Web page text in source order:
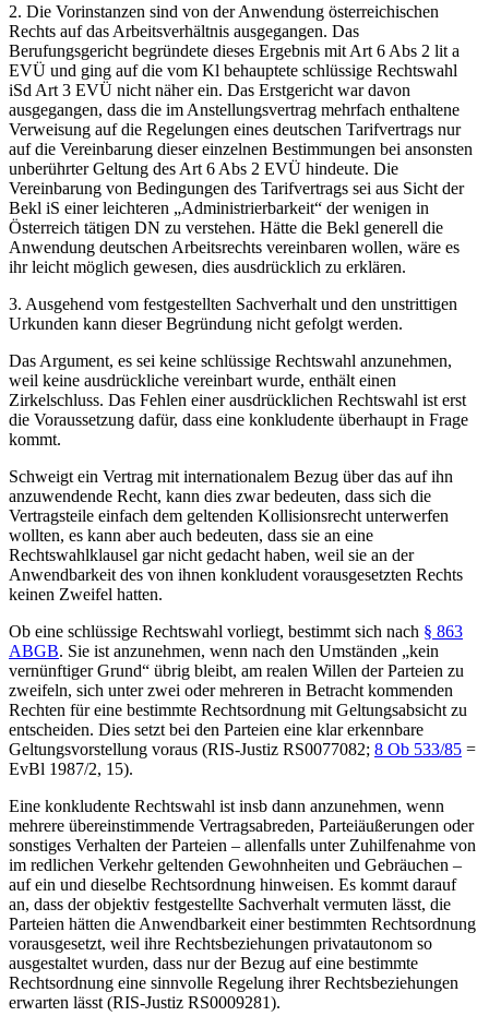
2. Die Vorinstanzen sind von der Anwendung österreichischen
Rechts auf das Arbeitsverhältnis ausgegangen. Das
Berufungsgericht begründete dieses Ergebnis mit Art 6 Abs 2 lit a
EVÜ und ging auf die vom Kl behauptete schlüssige Rechtswahl
iSd Art 3 EVÜ nicht näher ein. Das Erstgericht war davon
ausgegangen, dass die im Anstellungsvertrag mehrfach enthaltene
Verweisung auf die Regelungen eines deutschen Tarifvertrags nur
aufdie Vereinbarung dieser einzelnen Bestimmungen bei ansonsten
unberührter Geltung des Art 6 Abs 2 EVÜ hindeute. Die
Vereinbarung von Bedingungen des Tarifvertrags sei aus Sicht der
Bekl iS einer leichteren „Administrierbarkeit“ der wenigen in
Österreich tätigen DN zu verstehen. Hätte die Bekl generell die
Anwendung deutschen Arbeitsrechts vereinbaren wollen, wäre es
ihr leicht möglich gewesen, dies ausdrücklich zu erklären.
3. Ausgehend vom festgestellten Sachverhalt und den unstrittigen
Urkunden kann dieser Begründung nicht gefolgt werden.
Das Argument, es sei keine schlüssige Rechtswahl anzunehmen,
weil keine ausdrückliche vereinbart wurde, enthält einen
Zirkelschluss. Das Fehlen einer ausdrücklichen Rechtswahl ist erst
die Voraussetzung dafür, dass eine konkludente überhaupt in Frage
kommt.
Schweigt ein Vertrag mit internationalem Bezug über das auf ihn
anzuwendende Recht, kann dies zwar bedeuten, dass sich die
Vertragsteile einfach dem geltenden Kollisionsrecht unterwerfen
wollten, es kann aber auch bedeuten, dass sie an eine
Rechtswahlklausel gar nicht gedacht haben, weil sie an der
Anwendbarkeit des von ihnen konkludent vorausgesetzten Rechts
keinen Zweifel hatten.
Ob eine schlüssige Rechtswahl vorliegt, bestimmt sich nach § 863
ABGB. Sie ist anzunehmen, wenn nach den Umständen „kein
vernünftiger Grund“ übrig bleibt, am realen Willen der Parteien zu
zweifeln, sich unter zwei oder mehreren in Betracht kommenden
Rechten für eine bestimmte Rechtsordnung mit Geltungsabsicht zu
entscheiden. Dies setzt bei den Parteien eine klar erkennbare
Geltungsvorstellung voraus (RIS-Justiz RS0077082; 8 Ob 533/85 =
EvBl 1987/2, 15).
Eine konkludente Rechtswahl ist insb dann anzunehmen, wenn
mehrere übereinstimmende Vertragsabreden, Parteiäußerungen oder
sonstiges Verhalten der Parteien – allenfalls unter Zuhilfenahme von
im redlichen Verkehr geltenden Gewohnheiten und Gebräuchen –
auf ein und dieselbe Rechtsordnung hinweisen. Es kommt darauf
an, dass der objektiv festgestellte Sachverhalt vermuten lässt, die
Parteien hätten die Anwendbarkeit einer bestimmten Rechtsordnung
vorausgesetzt, weil ihre Rechtsbeziehungen privatautonom so
ausgestaltet wurden, dass nur der Bezug auf eine bestimmte
Rechtsordnung eine sinnvolle Regelung ihrer Rechtsbeziehungen
erwarten lässt (RIS-Justiz RS0009281).